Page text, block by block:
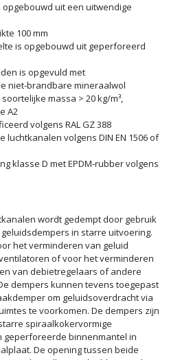
uit een uitwendige
100 mm
is opgebouwd uit geperforeerd
is opgevuld met
niet-brandbare mineraalwol
massa > 20 kg/m³,
A2
volgens RAL GZ 388
luchtkanalen volgens DIN EN 1506 of
klasse D met EPDM-rubber volgens
wordt gedempt door gebruik
in starre uitvoering.
het verminderen van geluid
of voor het verminderen
van debietregelaars of andere
dempers kunnen tevens toegepast
om geluidsoverdracht via
te voorkomen. De dempers zijn
spiraalkokervormige
geperforeerde binnenmantel in
De opening tussen beide